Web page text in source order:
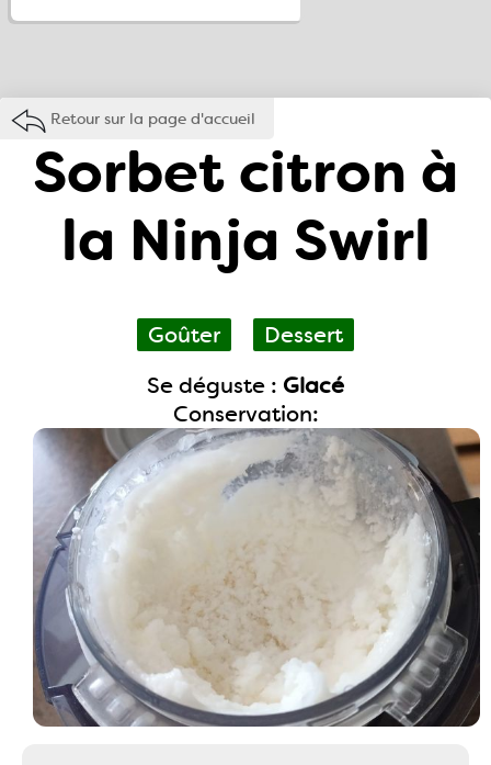
Retour sur la page d'accueil
Sorbet citron à
la Ninja Swirl
Goûter
Dessert
Se déguste : Glacé
Conservation: